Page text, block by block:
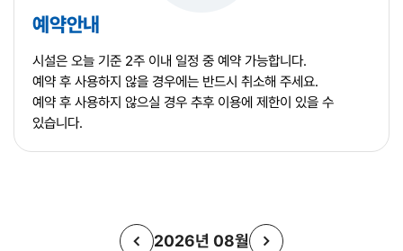
예약안내
시설은 오늘 기준 2주 이내 일정 중 예약 가능합니다.
예약 후 사용하지 않을 경우에는 반드시 취소해 주세요.
예약 후 사용하지 않으실 경우 추후 이용에 제한이 있을 수
있습니다.
2026년 08월